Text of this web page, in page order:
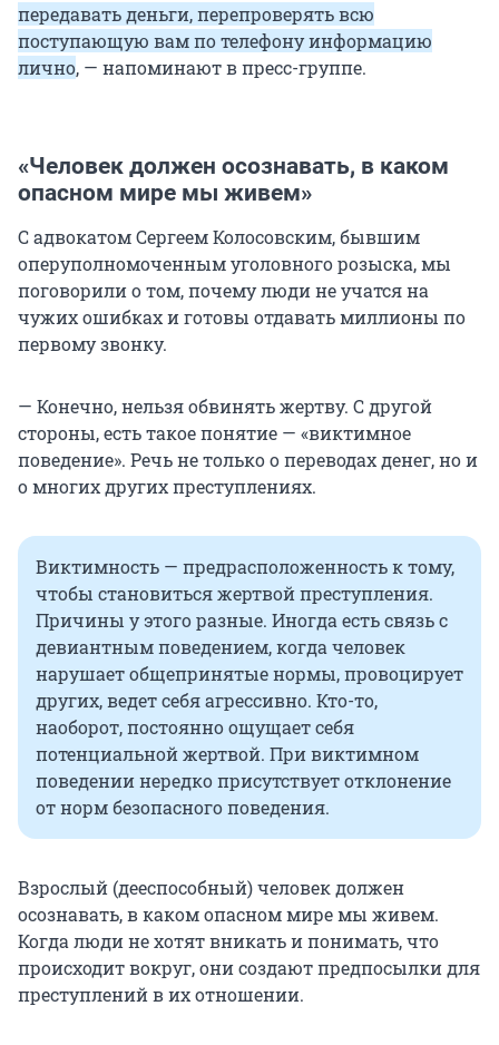
передавать деньги, перепроверять всю
поступающую вам по телефону информацию
лично, — напоминают в пресс-группе.
«Человек должен осознавать, в каком
опасном мире мы живем»
С адвокатом Сергеем Колосовским, бывшим
оперуполномоченным уголовного розыска, мы
поговорили о том, почему люди не учатся на
чужих ошибках и готовы отдавать миллионы по
первому звонку.
— Конечно, нельзя обвинять жертву. С другой
стороны, есть такое понятие — «виктимное
поведение». Речь не только о переводах денег, но и
о многих других преступлениях.
Виктимность — предрасположенность к тому,
чтобы становиться жертвой преступления.
Причины у этого разные. Иногда есть связь с
девиантным поведением, когда человек
нарушает общепринятые нормы, провоцирует
других, ведет себя агрессивно. Кто-то,
наоборот, постоянно ощущает себя
потенциальной жертвой. При виктимном
поведении нередко присутствует отклонение
от норм безопасного поведения.
Взрослый (дееспособный) человек должен
осознавать, в каком опасном мире мы живем.
Когда люди не хотят вникать и понимать, что
происходит вокруг, они создают предпосылки для
преступлений в их отношении.